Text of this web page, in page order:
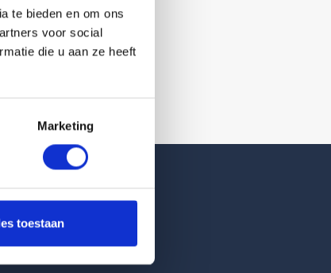
te bieden en om ons
voor social
die u aan ze heeft
Marketing
toestaanReviews